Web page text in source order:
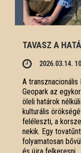
TAVASZ A
2026.03.14.
A transznacionális
Geopark az
öleli határok
kulturális
feléleszti, a
nekik. Egy
folyamatosan